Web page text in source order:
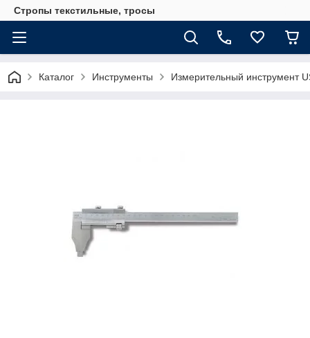
Стропы текстильные, тросы
Каталог Инструменты Измерительный инструмент